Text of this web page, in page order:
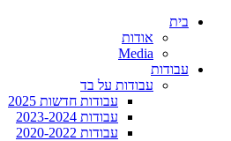
בית
אודות
Media
עבודות
עבודות על בד
עבודות חדשות 2025
עבודות 2023-2024
עבודות 2020-2022